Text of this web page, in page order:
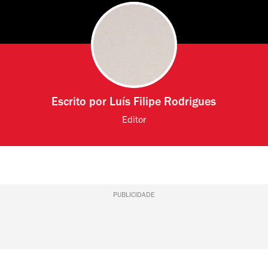
Escrito por Luís Filipe Rodrigues
Editor
PUBLICIDADE